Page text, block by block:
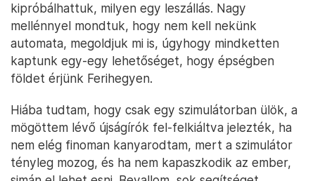
kipróbálhattuk, milyen egy leszállás. Nagy
mellénnyel mondtuk, hogy nem kell nekünk
automata, megoldjuk mi is, úgyhogy mindketten
kaptunk egy-egy lehetőséget, hogy épségben
földet érjünk Ferihegyen.
Hiába tudtam, hogy csak egy szimulátorban ülök, a
mögöttem lévő újságírók fel-felkiáltva jelezték, ha
nem elég finoman kanyarodtam, mert a szimulátor
tényleg mozog, és ha nem kapaszkodik az ember,